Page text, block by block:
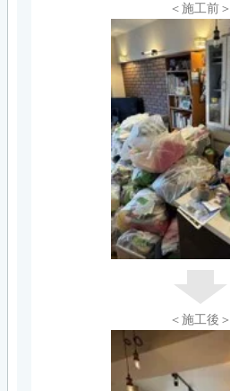
＜施工前＞
＜施工後＞